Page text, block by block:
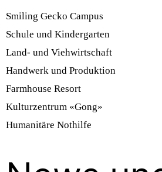
Smiling Gecko Campus
Schule und Kindergarten
Land- und Viehwirtschaft
Handwerk und Produktion
Farmhouse Resort
Kulturzentrum «Gong»
Humanitäre Nothilfe